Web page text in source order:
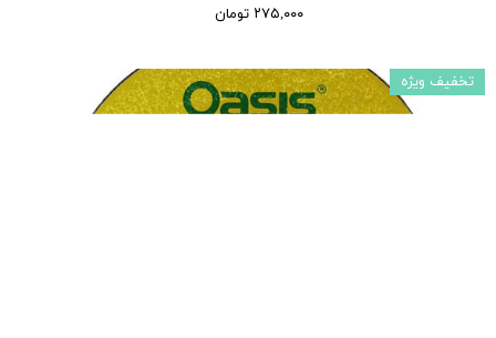
۲۷۵,۰۰۰ تومان
تخفیف ویژه